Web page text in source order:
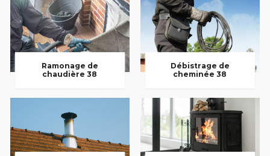
Ramonage de
chaudière 38
Débistrage de
cheminée 38